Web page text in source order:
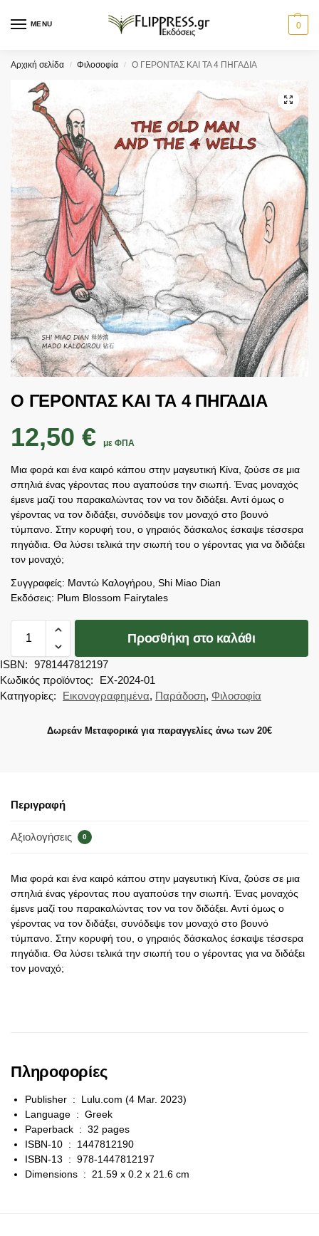
MENU 0
Αρχική σελίδα / Φιλοσοφία / Ο ΓΕΡΟΝΤΑΣ ΚΑΙ ΤΑ 4 ΠΗΓΑΔΙΑ
Ο ΓΕΡΟΝΤΑΣ ΚΑΙ ΤΑ 4 ΠΗΓΑΔΙΑ
12,50 € με ΦΠΑ
Μια φορά και ένα καιρό κάπου στην μαγευτική Κίνα, ζούσε σε μια
σπηλιά ένας γέροντας που αγαπούσε την σιωπή. Ένας μοναχός
έμενε μαζί του παρακαλώντας τον να τον διδάξει. Αντί όμως ο
γέροντας να τον διδάξει, συνόδεψε τον μοναχό στο βουνό
τύμπανο. Στην κορυφή του, ο γηραιός δάσκαλος έσκαψε τέσσερα
πηγάδια. Θα λύσει τελικά την σιωπή του ο γέροντας για να διδάξει
τον μοναχό;
Συγγραφείς: Μαντώ Καλογήρου, Shi Miao Dian
Εκδόσεις: Plum Blossom Fairytales
Προσθήκη στο καλάθι
ISBN: 9781447812197
Κωδικός προϊόντος:
EX-2024-01
Κατηγορίες:
Εικονογραφημένα, Παράδοση, Φιλοσοφία
Δωρεάν Μεταφορικά για παραγγελίες άνω των 20€
Περιγραφή
Αξιολογήσεις 0
Μια φορά και ένα καιρό κάπου στην μαγευτική Κίνα, ζούσε σε μια
σπηλιά ένας γέροντας που αγαπούσε την σιωπή. Ένας μοναχός
έμενε μαζί του παρακαλώντας τον να τον διδάξει. Αντί όμως ο
γέροντας να τον διδάξει, συνόδεψε τον μοναχό στο βουνό
τύμπανο. Στην κορυφή του, ο γηραιός δάσκαλος έσκαψε τέσσερα
πηγάδια. Θα λύσει τελικά την σιωπή του ο γέροντας για να διδάξει
τον μοναχό;
Πληροφορίες
Publisher ‏ : ‎ Lulu.com (4 Mar. 2023)
Language ‏ : ‎ Greek
Paperback ‏ : ‎ 32 pages
ISBN-10 ‏ : ‎ 1447812190
ISBN-13 ‏ : ‎ 978-1447812197
Dimensions ‏ : ‎ 21.59 x 0.2 x 21.6 cm